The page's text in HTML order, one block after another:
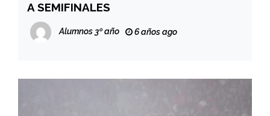
A SEMIFINALES
Alumnos 3º año 6 años ago